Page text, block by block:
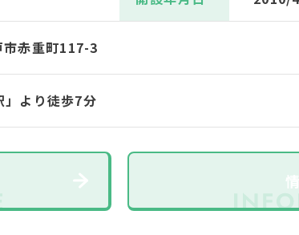
赤重町117-3
」より徒歩7分